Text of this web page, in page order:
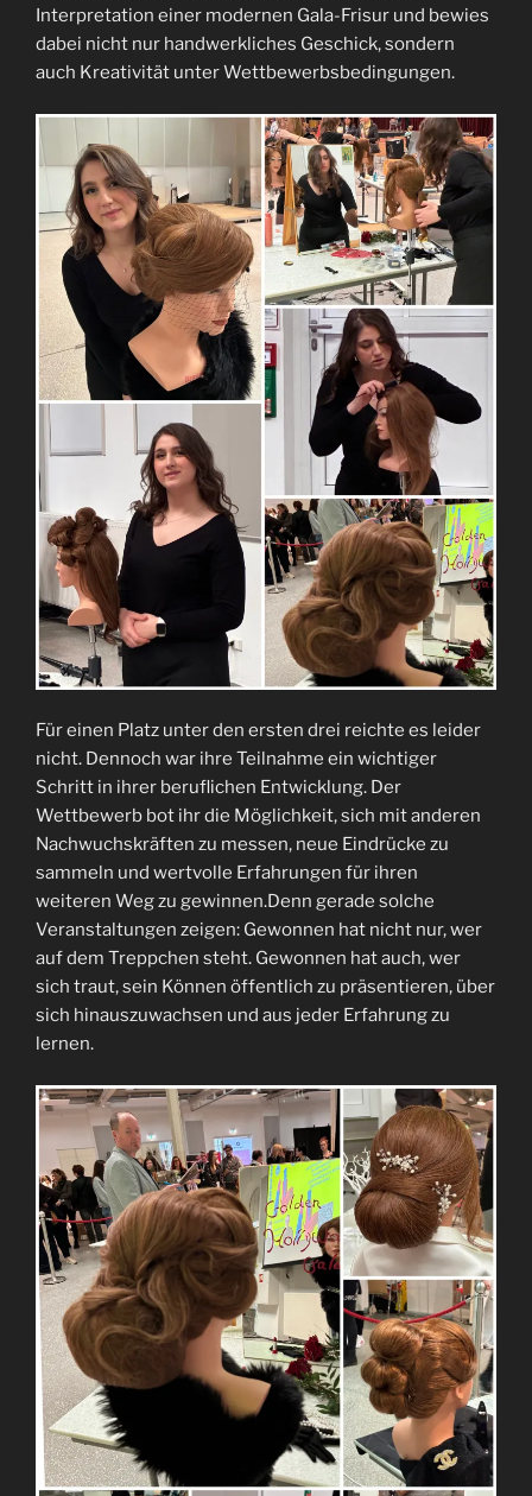
Interpretation einer modernen Gala-Frisur und bewies
dabei nicht nur handwerkliches Geschick, sondern
auch Kreativität unter Wettbewerbsbedingungen.
Für einen Platz unter den ersten drei reichte es leider
nicht. Dennoch war ihre Teilnahme ein wichtiger
Schritt in ihrer beruflichen Entwicklung. Der
Wettbewerb bot ihr die Möglichkeit, sich mit anderen
Nachwuchskräften zu messen, neue Eindrücke zu
sammeln und wertvolle Erfahrungen für ihren
weiteren Weg zu gewinnen.Denn gerade solche
Veranstaltungen zeigen: Gewonnen hat nicht nur, wer
auf dem Treppchen steht. Gewonnen hat auch, wer
sich traut, sein Können öffentlich zu präsentieren, über
sich hinauszuwachsen und aus jeder Erfahrung zu
lernen.